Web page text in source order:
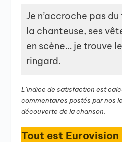
Je n’accroche pas
la chanteuse, ses
en scène… je trouve
ringard.
L’indice de satisfaction est
commentaires postés par nos
découverte de la chanson.
Tout est Eurovision